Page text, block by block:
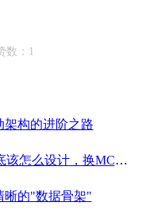
数：1
架构的进阶之路
嵌入式跨平台开发：HAL层到底该怎么设计，换MCU才能不重写？
晰的"数据骨架"